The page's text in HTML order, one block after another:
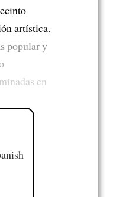
artística.
popular y
en